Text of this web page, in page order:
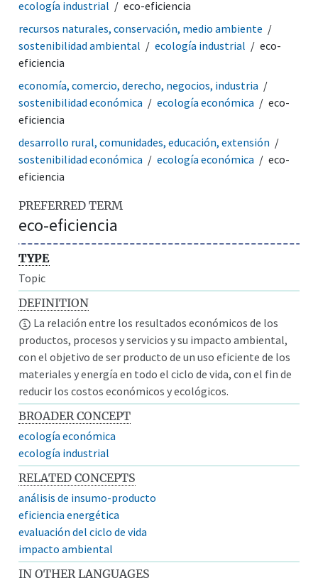
ecología industrial
eco-eficiencia
recursos naturales, conservación, medio ambiente
sostenibilidad ambiental
ecología industrial
eco-
eficiencia
economía, comercio, derecho, negocios, industria
sostenibilidad económica
ecología económica
eco-
eficiencia
desarrollo rural, comunidades, educación, extensión
sostenibilidad económica
ecología económica
eco-
eficiencia
PREFERRED TERM
eco-eficiencia
TYPE
Topic
DEFINITION
La relación entre los resultados económicos de los
productos, procesos y servicios y su impacto ambiental,
con el objetivo de ser producto de un uso eficiente de los
materiales y energía en todo el ciclo de vida, con el fin de
reducir los costos económicos y ecológicos.
BROADER CONCEPT
ecología económica
ecología industrial
RELATED CONCEPTS
análisis de insumo-producto
eficiencia energética
evaluación del ciclo de vida
impacto ambiental
IN OTHER LANGUAGES